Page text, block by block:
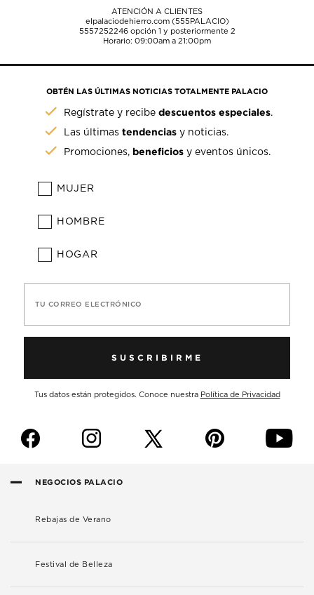
ATENCIÓN A CLIENTES
elpalaciodehierro.com (555PALACIO)
5557252246opción 1 y posteriormente 2
Horario: 09:00am a 21:00pm
OBTÉN LAS ÚLTIMAS NOTICIAS TOTALMENTE PALACIO
Regístrate y recibedescuentos especiales.
Las últimastendencias y noticias.
Promociones, beneficios y eventos únicos.
MUJER
HOMBRE
HOGAR
TU CORREO ELECTRÓNICO
SUSCRIBIRME
Tus datos están protegidos. Conoce nuestra Política de Privacidad
f i p y
NEGOCIOS PALACIO
Rebajas de Verano
Festival de Belleza